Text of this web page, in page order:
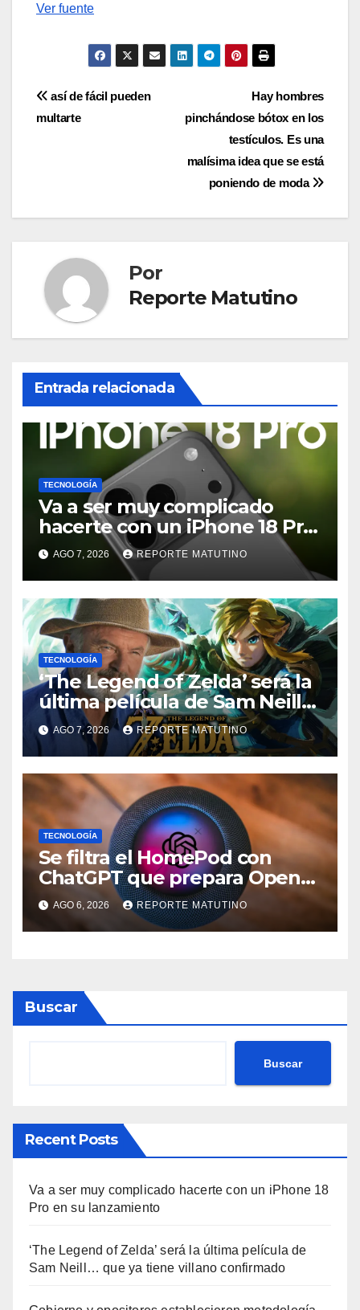
Ver fuente
Navegación
Hay hombres
pinchándose bótox en los
testículos. Es una
malísima idea que se está
poniendo de moda
así de fácil pueden
multarte
Por
Reporte Matutino
Entrada relacionada
TECNOLOGÍA
Va a ser muy complicado
hacerte con un iPhone 18 Pro
en su lanzamiento
AGO 7, 2026 REPORTE MATUTINO
TECNOLOGÍA
‘The Legend of Zelda’ será la
última película de Sam Neill…
que ya tiene villano
confirmado
AGO 7, 2026 REPORTE MATUTINO
TECNOLOGÍA
Se filtra el HomePod con
ChatGPT que prepara OpenAI
y su diseño es una locura
AGO 6, 2026 REPORTE MATUTINO
Buscar
Buscar
Recent Posts
Va a ser muy complicado hacerte con un iPhone 18
Pro en su lanzamiento
‘The Legend of Zelda’ será la última película de
Sam Neill… que ya tiene villano confirmado